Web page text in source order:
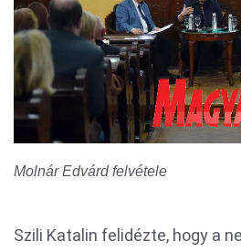
Molnár Edvárd felvétele
Szili Katalin felidézte, hogy a